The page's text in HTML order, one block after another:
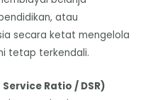
atau
secara ketat mengelola
tetap terkendali.
Ratio / DSR)